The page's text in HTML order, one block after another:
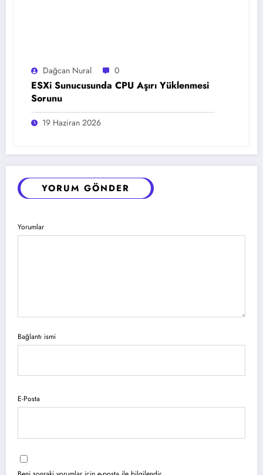
Dağcan Nural 0
ESXi Sunucusunda CPU Aşırı Yüklenmesi
Sorunu
19 Haziran 2026
YORUM GÖNDER
Yorumlar
Bağlantı ismi
E-Posta